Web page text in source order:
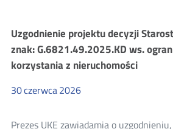
projektu
decyzji
Prezesa
UKE
Enter
T&T
z
Uzgodnienie projektu decyzji
znak: G.6821.49.2025.KD ws.
korzystania z nieruchomości
30czerwca2026
Prezes UKE zawiadamia o